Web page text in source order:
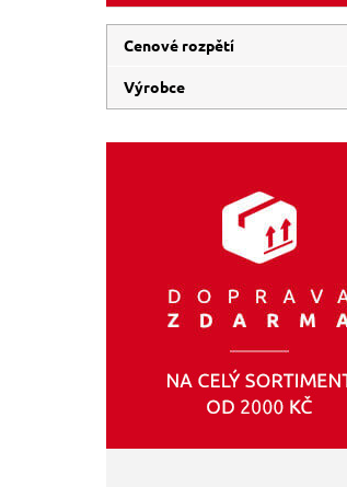
Cenové rozpětí
19 Kč
Výrobce
EXTOL-PREMIUM(1)